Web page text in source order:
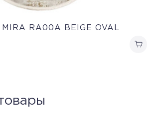
RA00A BEIGE OVAL